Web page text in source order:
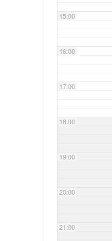
15:00
16:00
17:00
18:00
19:00
20:00
21:00